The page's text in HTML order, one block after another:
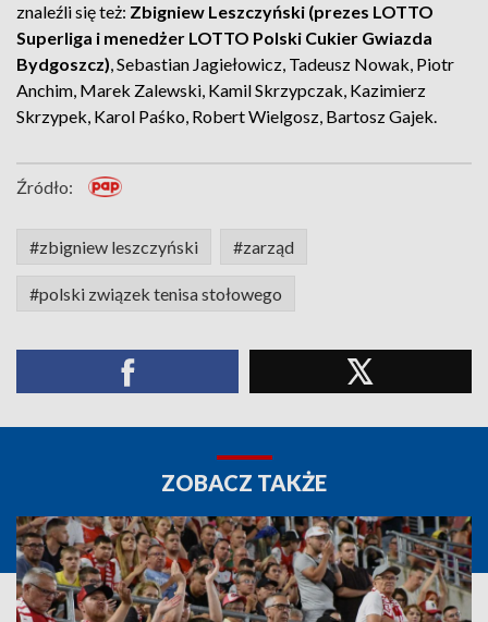
znaleźli się też: Zbigniew Leszczyński (prezes LOTTO
Superliga i menedżer LOTTO Polski Cukier Gwiazda
Bydgoszcz), Sebastian Jagiełowicz, Tadeusz Nowak, Piotr
Anchim, Marek Zalewski, Kamil Skrzypczak, Kazimierz
Skrzypek, Karol Paśko, Robert Wielgosz, Bartosz Gajek.
Źródło:
#zbigniew leszczyński #zarząd
#polski związek tenisa stołowego
ZOBACZ TAKŻE